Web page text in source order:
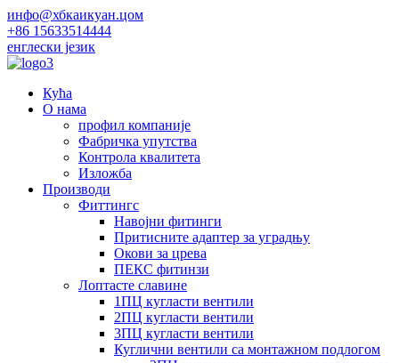
инфо@хбкаикуан.цом
+86 15633514444
енглески језик
Кућа
О нама
профил компаније
Фабричка упутства
Контрола квалитета
Изложба
Производи
Фиттингс
Навојни фитинги
Притисните адаптер за уградњу
Окови за црева
ПЕКС фитинзи
Лоптасте славине
1ПЦ кугласти вентили
2ПЦ кугласти вентили
3ПЦ кугласти вентили
Куглични вентили са монтажном подлогом